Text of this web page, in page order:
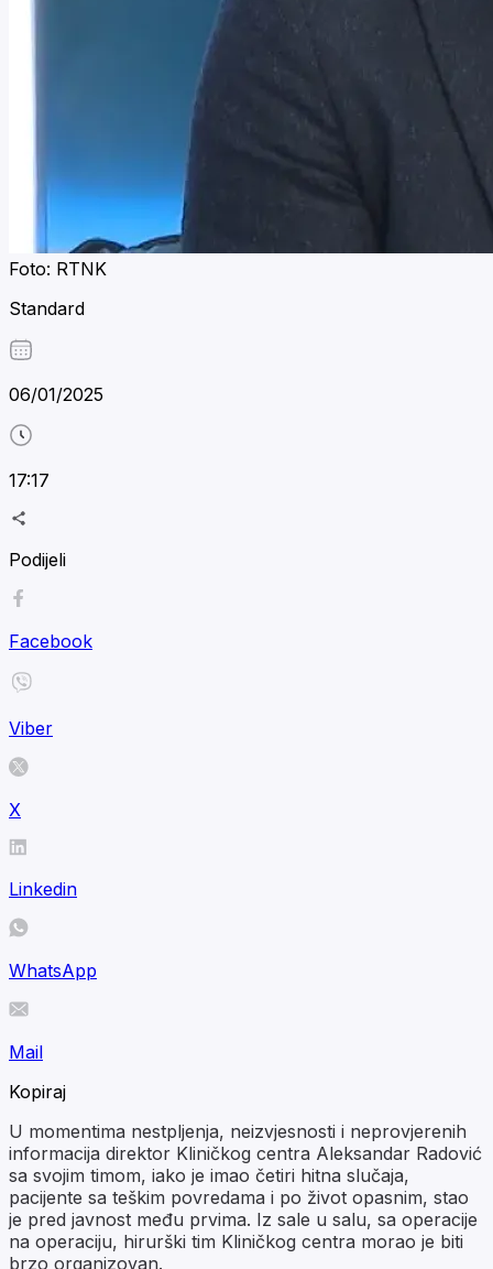
Foto: RTNK
Standard
06/01/2025
17:17
Podijeli
Facebook
Viber
X
Linkedin
WhatsApp
Mail
Kopiraj
U momentima nestpljenja, neizvjesnosti i neprovjerenih
informacija direktor Kliničkog centra Aleksandar Radović
sa svojim timom, iako je imao četiri hitna slučaja,
pacijente sa teškim povredama i po život opasnim, stao
je pred javnost među prvima. Iz sale u salu, sa operacije
na operaciju, hirurški tim Kliničkog centra morao je biti
brzo organizovan.